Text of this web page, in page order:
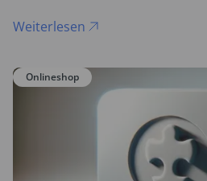
dienen.
Weiterlesen
Onlineshop